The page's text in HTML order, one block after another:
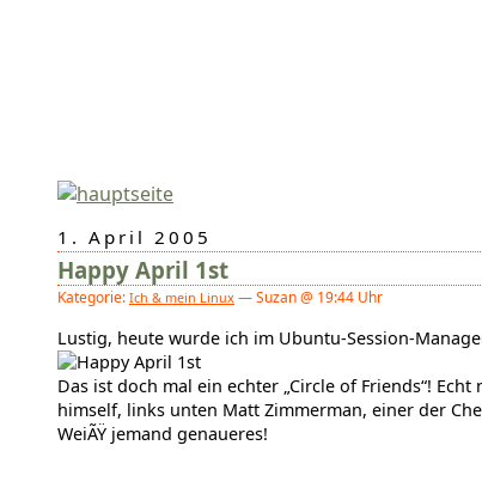
1. April 2005
Happy April 1st
Kategorie: Ich & mein Linux — Suzan @ 19:44 Uhr
Lustig, heute wurde ich im Ubuntu-Session-
Das ist doch mal ein echter „Circle of Friends“!
himself, links unten Matt Zimmerman, einer der
WeiÃŸ jemand genaueres!